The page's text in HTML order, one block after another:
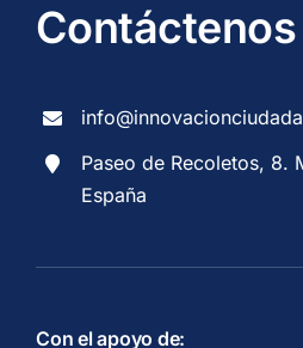
Contáctenos
Paseo de Recoletos, 8.
España
Con el apoyo de: